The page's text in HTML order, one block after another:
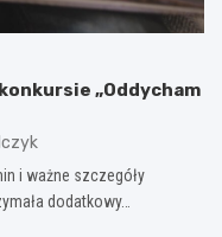
„Oddycham
i ważne szczegóły
dodatkowy…